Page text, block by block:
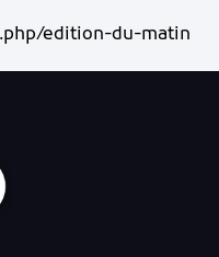
edition-du-matin